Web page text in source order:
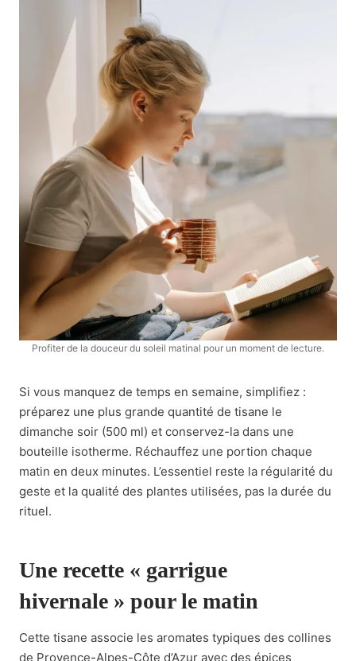
Profiter de la douceur du soleil matinal pour un moment de lecture.
Si vous manquez de temps en semaine, simplifiez :
préparez une plus grande quantité de tisane le
dimanche soir (500 ml) et conservez-la dans une
bouteille isotherme. Réchauffez une portion chaque
matin en deux minutes. L’essentiel reste la régularité du
geste et la qualité des plantes utilisées, pas la durée du
rituel.
Une recette « garrigue
hivernale » pour le matin
Cette tisane associe les aromates typiques des collines
de Provence-Alpes-Côte d’Azur avec des épices